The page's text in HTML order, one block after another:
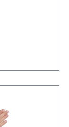
10 gg,